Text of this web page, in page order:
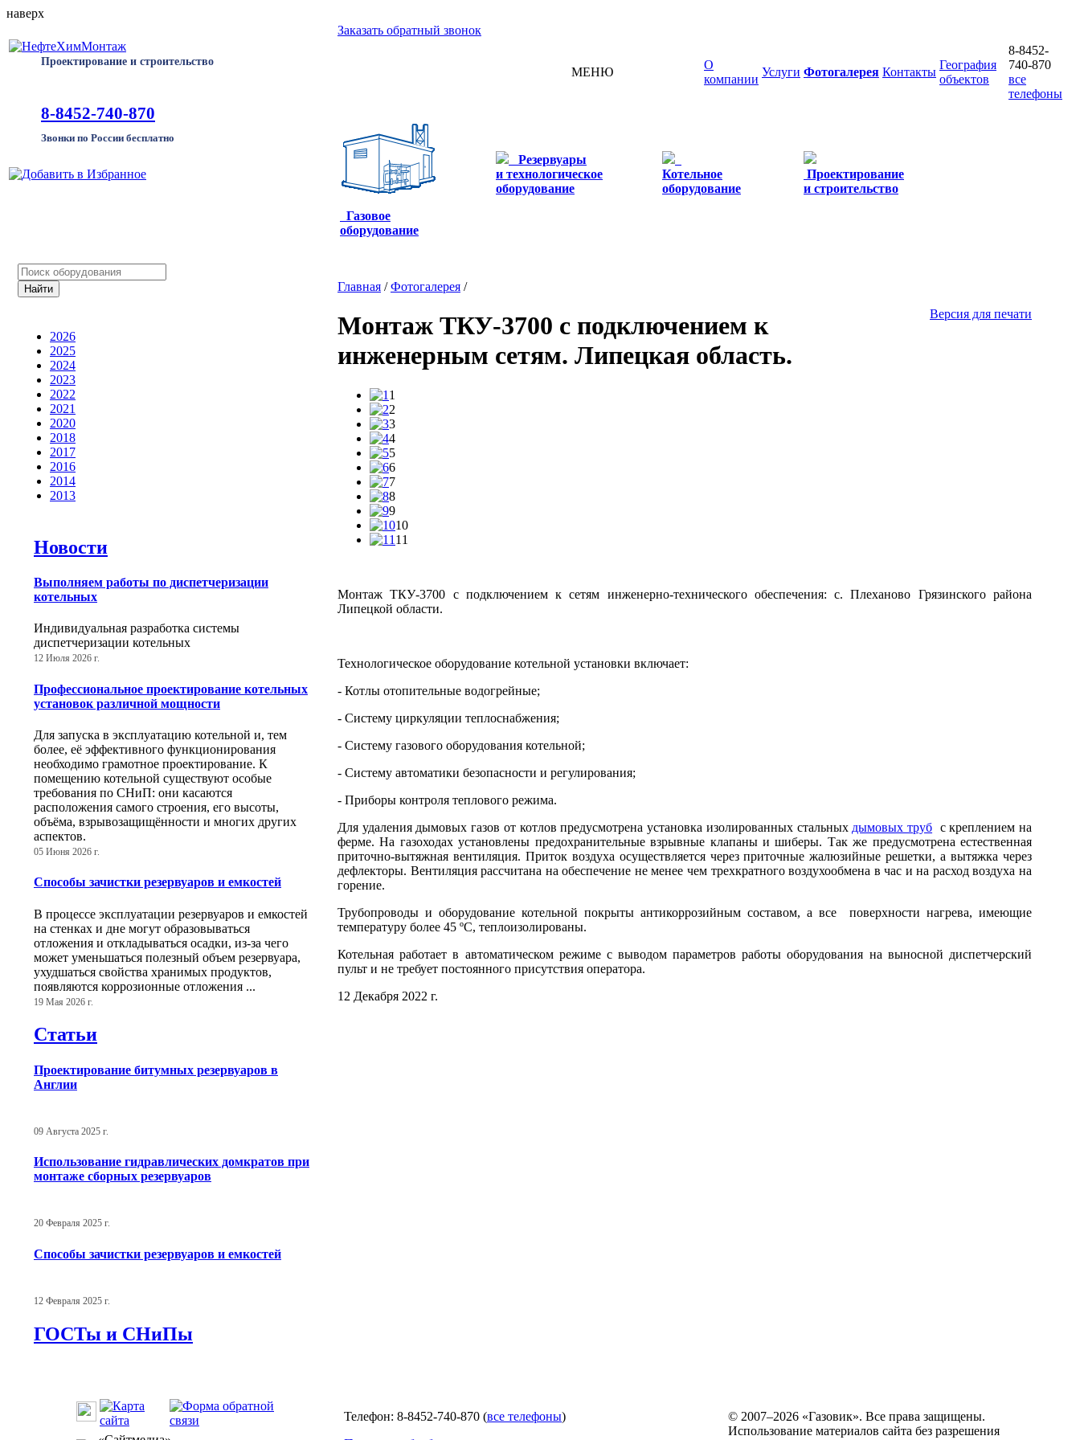
наверх
Проектирование и строительство
8-8452-740-870
Звонки по России бесплатно
Заказать обратный звонок
МЕНЮ
О
компании
Услуги Фотогалерея Контакты
География
объектов
8-8452-
740-870
все
телефоны
Газовое
оборудование
Резервуары
и технологическое
оборудование
Котельное
оборудование
Проектирование
и строительство
2026
2025
2024
2023
2022
2021
2020
2018
2017
2016
2014
2013
Новости
Выполняем работы по диспетчеризации
котельных
Индивидуальная разработка системы
диспетчеризации котельных
12 Июля 2026 г.
Профессиональное проектирование котельных
установок различной мощности
Для запуска в эксплуатацию котельной и, тем
более, её эффективного функционирования
необходимо грамотное проектирование. К
помещению котельной существуют особые
требования по СНиП: они касаются
расположения самого строения, его высоты,
объёма, взрывозащищённости и многих других
аспектов.
05 Июня 2026 г.
Способы зачистки резервуаров и емкостей
В процессе эксплуатации резервуаров и емкостей
на стенках и дне могут образовываться
отложения и откладываться осадки, из-за чего
может уменьшаться полезный объем резервуара,
ухудшаться свойства хранимых продуктов,
появляются коррозионные отложения ...
19 Мая 2026 г.
Статьи
Проектирование битумных резервуаров в
Англии
09 Августа 2025 г.
Использование гидравлических домкратов при
монтаже сборных резервуаров
20 Февраля 2025 г.
Способы зачистки резервуаров и емкостей
12 Февраля 2025 г.
ГОСТы и СНиПы
Главная /Фотогалерея /
Версия для печати
Монтаж ТКУ-3700 с подключением к
инженерным сетям. Липецкая область.
1
2
3
4
5
6
7
8
9
10
11
Монтаж ТКУ-3700 с подключением к сетям инженерно-технического обеспечения: с. Плеханово Грязинского района
Липецкой области.
Технологическое оборудование котельной установки включает:
- Котлы отопительные водогрейные;
- Систему циркуляции теплоснабжения;
- Систему газового оборудования котельной;
- Систему автоматики безопасности и регулирования;
- Приборы контроля теплового режима.
Для удаления дымовых газов от котлов предусмотрена установка изолированных стальных дымовых труб с креплением на
ферме. На газоходах установлены предохранительные взрывные клапаны и шиберы. Так же предусмотрена естественная
приточно-вытяжная вентиляция. Приток воздуха осуществляется через приточные жалюзийные решетки, а вытяжка через
дефлекторы. Вентиляция рассчитана на обеспечение не менее чем трехкратного воздухообмена в час и на расход воздуха на
горение.
Трубопроводы и оборудование котельной покрыты антикоррозийным составом, а все поверхности нагрева, имеющие
температуру более 45 ºС, теплоизолированы.
Котельная работает в автоматическом режиме с выводом параметров работы оборудования на выносной диспетчерский
пульт и не требует постоянного присутствия оператора.
12 Декабря 2022 г.
Телефон: 8-8452-740-870 (все телефоны)
© 2007–2026 «Газовик». Все права защищены.
Использование материалов сайта без разрешения